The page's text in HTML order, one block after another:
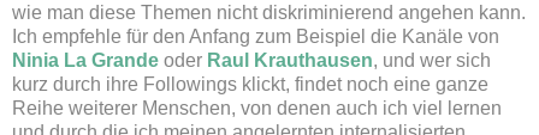
wie man diese Themen nicht diskriminierend angehen kann.
Ich empfehle für den Anfang zum Beispiel die Kanäle von
Ninia La Grande oder Raul Krauthausen, und wer sich
kurz durch ihre Followings klickt, findet noch eine ganze
Reihe weiterer Menschen, von denen auch ich viel lernen